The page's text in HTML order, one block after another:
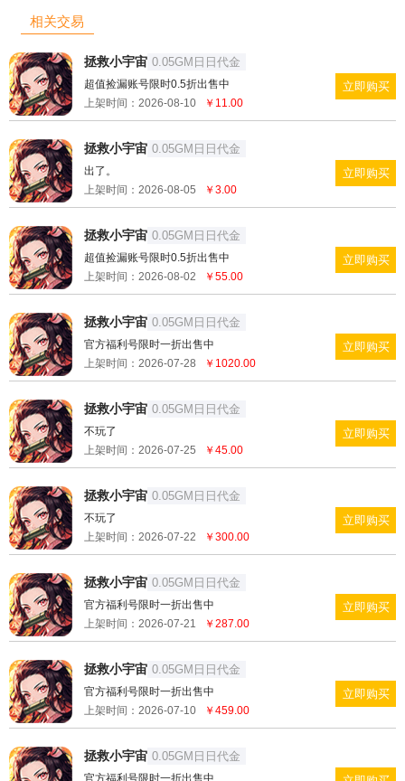
相关交易
立即购买
拯救小宇宙 0.05GM日日代金
超值捡漏账号限时0.5折出售中
上架时间：2026-08-10
￥11.00
立即购买
拯救小宇宙 0.05GM日日代金
出了。
上架时间：2026-08-05
￥3.00
立即购买
拯救小宇宙 0.05GM日日代金
超值捡漏账号限时0.5折出售中
上架时间：2026-08-02
￥55.00
立即购买
拯救小宇宙 0.05GM日日代金
官方福利号限时一折出售中
上架时间：2026-07-28
￥1020.00
立即购买
拯救小宇宙 0.05GM日日代金
不玩了
上架时间：2026-07-25
￥45.00
立即购买
拯救小宇宙 0.05GM日日代金
不玩了
上架时间：2026-07-22
￥300.00
立即购买
拯救小宇宙 0.05GM日日代金
官方福利号限时一折出售中
上架时间：2026-07-21
￥287.00
立即购买
拯救小宇宙 0.05GM日日代金
官方福利号限时一折出售中
上架时间：2026-07-10
￥459.00
拯救小宇宙 0.05GM日日代金